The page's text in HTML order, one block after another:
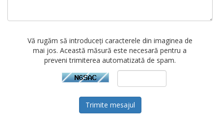
Vă rugăm să introduceți caracterele din imaginea de
mai jos. Această măsură este necesară pentru a
preveni trimiterea automatizată de spam.
Trimite mesajul